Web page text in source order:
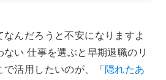
んだろうと不安になりますよ
い 仕事を選ぶと早期退職のリ
で活用したいのが、「隠れたあ